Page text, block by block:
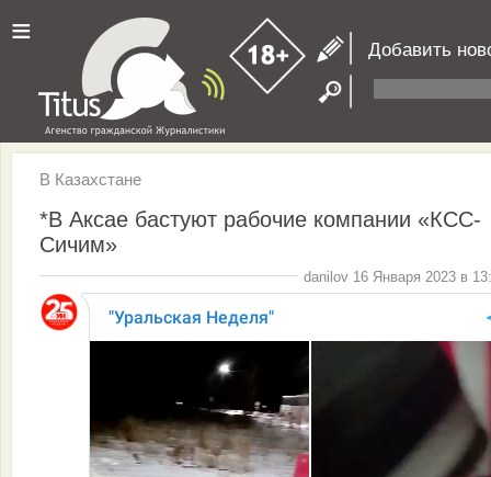
≡ Добавить
В Казахстане
*В Аксае бастуют рабочие компании «КСС-
Сичим»
danilov 16 Января 2023 в